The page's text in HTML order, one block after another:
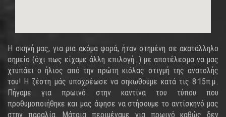
Η σκηνή μας, για μια ακόμα φορά, ήταν στημένη σε ακατάλληλο
σημείο (όχι πως είχαμε άλλη επιλογή...) με αποτέλεσμα να μας
χτυπάει ο ήλιος από την πρώτη κιόλας στιγμή της ανατολής
του! Η ζέστη μάς υποχρέωσε να σηκωθούμε κατά τις 8.15π.μ..
Πήγαμε για πρωινό στην καντίνα του τύπου που
προθυμοποιήθηκε και μας άφησε να στήσουμε το αντίσκηνό μας
στην παραλία. Μάταια περιμέναμε για πρωινό καθώς δεν